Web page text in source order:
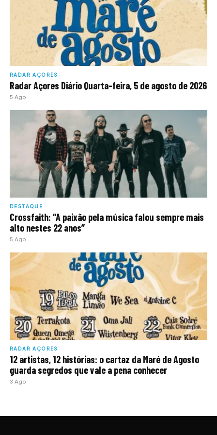
RADAR AÇORES
Radar Açores Diário Quarta-feira, 5 de agosto de 2026
5 Ago
DESTAQUE
Crossfaith: “A paixão pela música falou sempre mais
alto nestes 22 anos”
5 Ago
RADAR AÇORES
12 artistas, 12 histórias: o cartaz da Maré de Agosto
guarda segredos que vale a pena conhecer
3 Ago